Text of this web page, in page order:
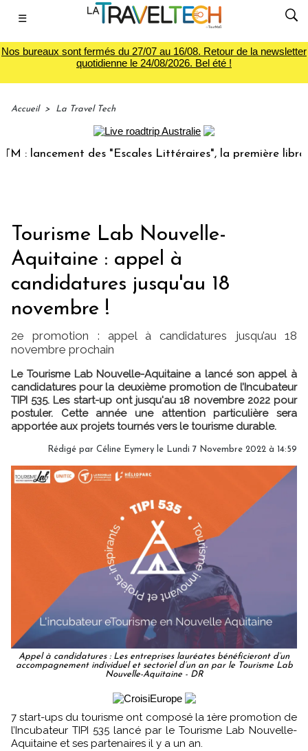
☰
Nos bureaux sont fermés du 27/07 au 16/08. Retour de la newsletter
quotidienne le 24/08/2026. Bel été !
Accueil > La Travel Tech
des "Escales Littéraires", la première librairie
Tourisme Lab Nouvelle-
Aquitaine : appel à
candidatures jusqu'au 18
novembre !
2e promotion : appel à candidatures jusqu’au 18
novembre prochain
Le Tourisme Lab Nouvelle-Aquitaine a lancé son appel à
candidatures pour la deuxième promotion de l’Incubateur
TIPI 535. Les start-up ont jusqu'au 18 novembre 2022 pour
postuler. Cette année une attention particulière sera
apportée aux projets tournés vers le tourisme durable.
Rédigé par Céline Eymery le Lundi 7 Novembre 2022 à 14:59
Appel à candidatures : Les entreprises lauréates bénéficieront d’un
accompagnement individuel et sectoriel d’un an par le Tourisme Lab
Nouvelle-Aquitaine - DR
7 start-ups du tourisme ont composé la 1ère promotion de
l’Incubateur TIPI 535 lancé par le Tourisme Lab Nouvelle-
Aquitaine et ses partenaires il y a un an.